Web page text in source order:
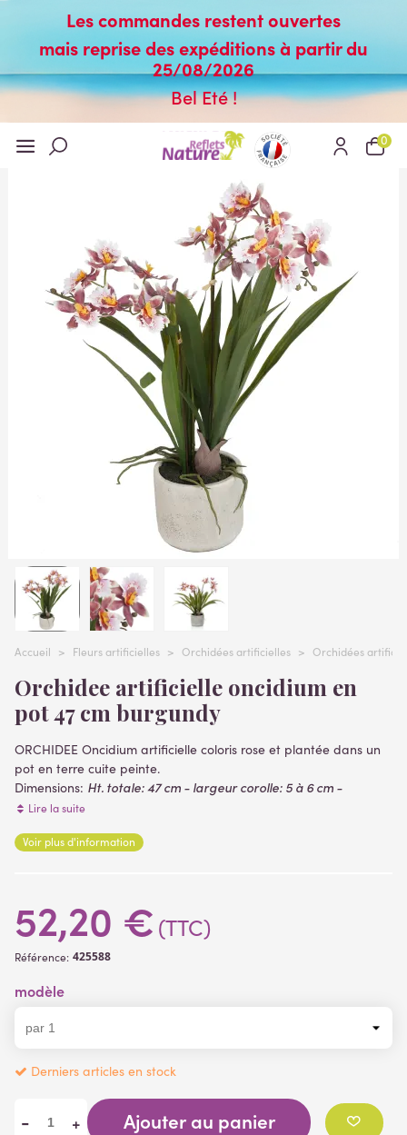
Les commandes restent ouvertes
mais reprise des expéditions à partir du
25/08/2026
Bel Eté !
0
Accueil > Fleurs artificielles > Orchidées artificielles > Orchidées
Orchidee artificielle oncidium en
pot 47 cm burgundy
ORCHIDEE Oncidium artificielle coloris rose et plantée dans un
pot en terre cuite peinte.
Dimensions: Ht. totale: 47 cm - largeur corolle: 5 à 6 cm -
envergure 35 cm
Matière des feuilles: polyéthylène (plastique)
Lire la suite
Voir plus d'information
52,20 € (TTC)
Référence: 425588
modèle
Derniers articles en stock
- + Ajouter au panier